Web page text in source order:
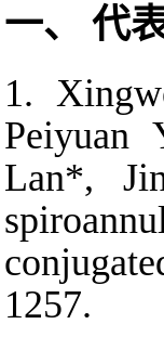
一、 代
1.
Peiyuan
Lan*,
1257.